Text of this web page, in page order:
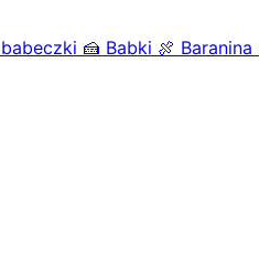
babeczki 🍰 Babki 🍖 Baranina